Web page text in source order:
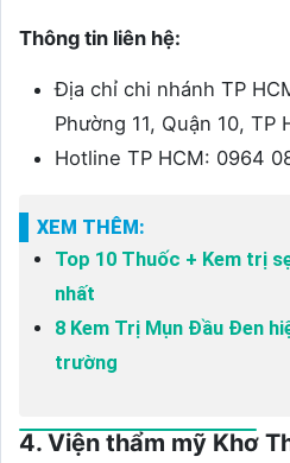
Thông tin liên hệ:
Địa chỉ chi nhánh TP
Phường 11, Quận 10, TP
Hotline TP HCM: 0964
XEM THÊM:
Top 10 Thuốc + Kem trị
nhất
8 Kem Trị Mụn Đầu Đen
trường
4. Viện thẩm mỹ Khơ